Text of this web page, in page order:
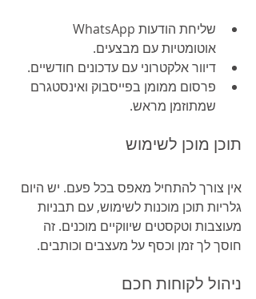
אוטומטיות עם מבצעים.
דיוור אלקטרוני עם עדכונים חודשיים.
פרסום ממומן בפייסבוק ואינסטגרם
שמתוזמן מראש.
תוכן מוכן לשימוש
אין צורך להתחיל מאפס בכל פעם. יש היום
גלריות תוכן מוכנות לשימוש, עם תבניות
מעוצבות וטקסטים שיווקיים מוכנים. זה
חוסך לך זמן וכסף על מעצבים וכותבים.
ניהול לקוחות חכם